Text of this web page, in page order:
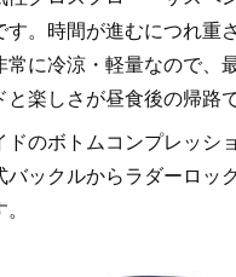
す。時間が進むにつれ重
常に冷涼・軽量なので、
楽しさが昼食後の帰路
ドのボトムコンプレッシ
バックルからラダーロッ